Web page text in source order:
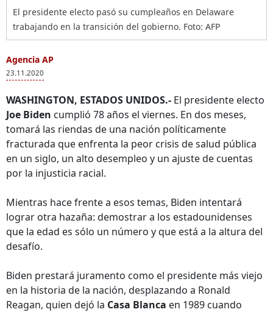
El presidente electo pasó su cumpleaños en Delaware
trabajando en la transición del gobierno. Foto: AFP
Agencia AP
23.11.2020
WASHINGTON, ESTADOS UNIDOS.- El presidente electo
Joe Biden cumplió 78 años el viernes. En dos meses,
tomará las riendas de una nación políticamente
fracturada que enfrenta la peor crisis de salud pública
en un siglo, un alto desempleo y un ajuste de cuentas
por la injusticia racial.
Mientras hace frente a esos temas, Biden intentará
lograr otra hazaña: demostrar a los estadounidenses
que la edad es sólo un número y que está a la altura del
desafío.
Biden prestará juramento como el presidente más viejo
en la historia de la nación, desplazando a Ronald
Reagan, quien dejó la Casa Blanca en 1989 cuando